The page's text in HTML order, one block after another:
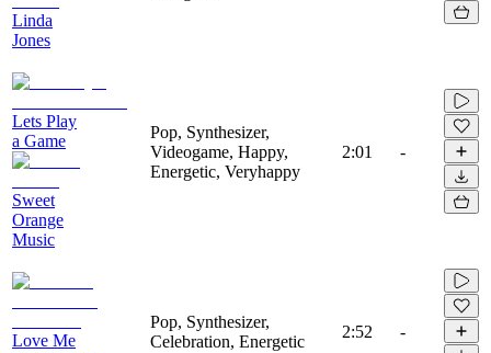
Linda
Jones
Lets Play
a Game
Sweet
Orange
Music
Pop, Synthesizer,
Videogame, Happy,
Energetic, Veryhappy
2:01 -
Love Me
Pop, Synthesizer,
Celebration, Energetic
2:52 -